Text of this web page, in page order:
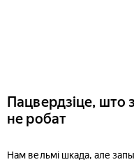
Пацвердзіце, што
не робат
Нам вельмі шкада, але